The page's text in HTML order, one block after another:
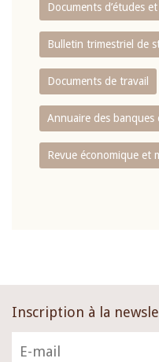
Documents d’études
Bulletin trimestriel de
Documents de travail
Annuaire des banques
Revue économique et
Inscription à la